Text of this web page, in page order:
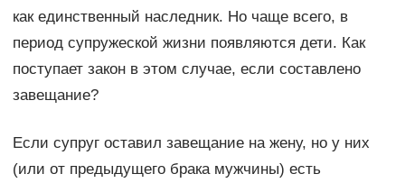
как единственный наследник. Но чаще всего, в
период супружеской жизни появляются дети. Как
поступает закон в этом случае, если составлено
завещание?
Если супруг оставил завещание на жену, но у них
(или от предыдущего брака мужчины) есть